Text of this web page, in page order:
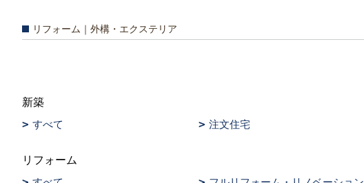
リフォーム｜外構・エクステリア
新築
すべて
注文住宅
リフォーム